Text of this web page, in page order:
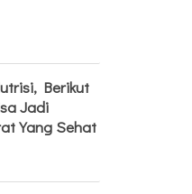
Berikut
Jadi
Yang Sehat